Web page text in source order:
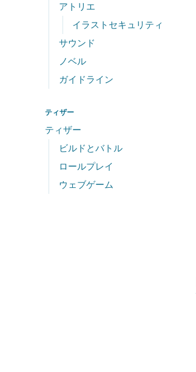
アトリエ
イラストセキュリティ
サウンド
ノベル
ガイドライン
ティザー
ティザー
ビルドとバトル
ロールプレイ
ウェブゲーム